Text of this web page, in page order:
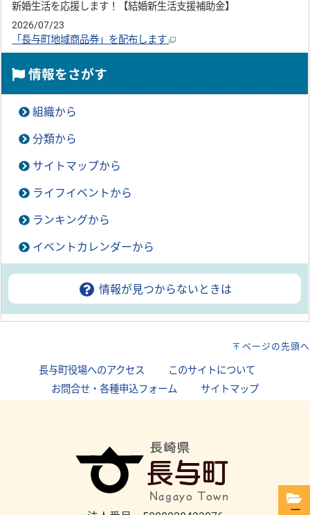
新婚生活を応援します！【結婚新生活支援補助金】
2026/07/23
「長与町地域商品券」を配布します
情報をさがす
組織から
分類から
サイトマップから
ライフイベントから
ランキングから
イベントカレンダーから
情報が見つからないときは
ページの先頭へ
長与町役場へのアクセス このサイトについて
お問合せ・各種申込フォーム
サイトマップ